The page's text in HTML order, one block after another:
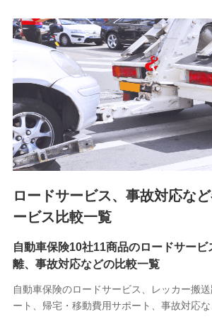
7.社員（従業者）の個人情報
人事･勤怠･健康・労務等の管理、給与支
退職関連処理等の各種手続きのため、当
業員同士の連絡のため
8.取引先個人情報
取引先としての選定業務、営業情報の提
続き業務、取引管理業務、およびこれらに
のため
9.お問い合わせ情報
各種お問い合わせに対応するため
10.受託業務の 個人情報
受託業務の遂行およびこれらに準ずる業務
11.マイカー通勤管理クラウド並びに
ロードサービス、事故対応な
ービス比較一覧
自動車保険10社11商品のロードサービ
離、事故対応などの比較一覧
自動車保険のロードサービス、レッカー搬
ート、帰宅・移動費用サポート、事故対応